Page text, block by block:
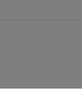
применения.